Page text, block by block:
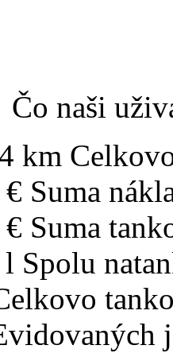
Čo naši
km
Suma
Suma
l Spolu